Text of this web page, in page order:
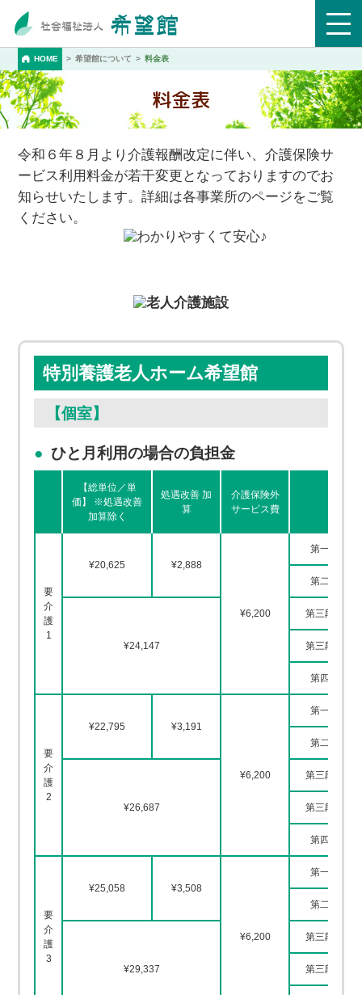
HOME 希望館について 料金表
料金表
令和６年８月より介護報酬改定に伴い、介護保険サ
ービス利用料金が若干変更となっておりますのでお
知らせいたします。詳細は各事業所のページをご覧
ください。
特別養護老人ホーム希望館
【個室】
ひと月利用の場合の負担金
【総単位／単
価】 ※処遇改善
加算除く
処遇改善 加
算
介護保険外
サービス費
要
介
護
1
¥20,625 ¥2,888
¥6,200
第一段階
第二段階
¥24,147
第三段階①
第三段階②
第四段階
要
介
護
2
¥22,795 ¥3,191
¥6,200
第一段階
第二段階
¥26,687
第三段階①
第三段階②
第四段階
要
介
護
3
¥25,058 ¥3,508
¥6,200
第一段階
第二段階
¥29,337
第三段階①
第三段階②